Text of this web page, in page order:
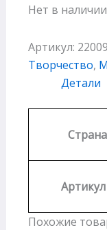
Нет в наличии
Артикул:
Творчество,
Детали
Страна
Похожие